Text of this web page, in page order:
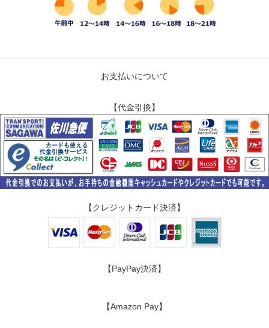
お支払いについて
【代金引換】
【クレジットカード決済】
【PayPay決済】
【Amazon Pay】